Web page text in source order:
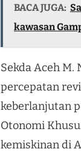
BACA JUGA:
kawasan
Sekda Aceh
percepatan
keberlanjutan
Otonomi
kemiskinan di